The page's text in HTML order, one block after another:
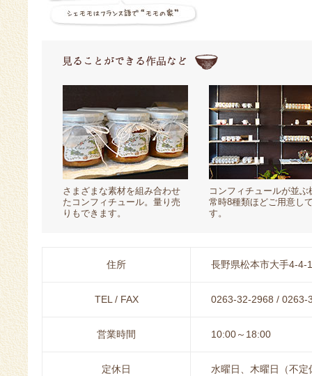
さまざまな素材を組み合わせ
たコンフィチュール。量り売
りもできます。
コンフィチュールが並ぶ
常時8種類ほどご用意し
す。
住所 長野県松本市大手4-4-
TEL / FAX 0263-32-2968 / 0263-
営業時間 10:00～18:00
定休日 水曜日、木曜日（不定